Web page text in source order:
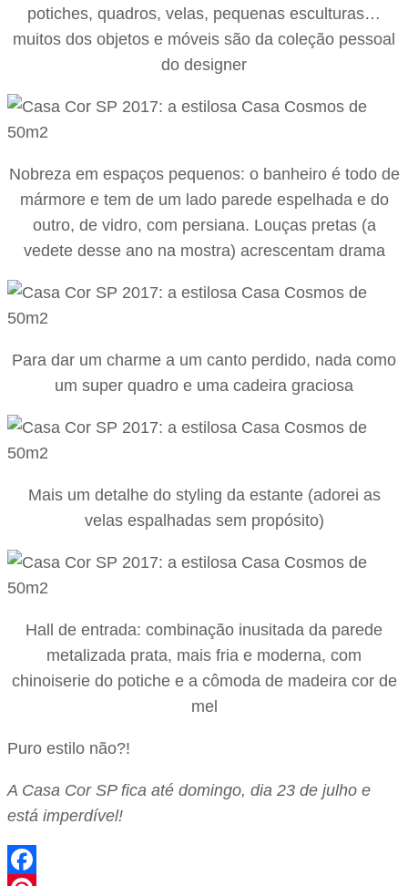
potiches, quadros, velas, pequenas esculturas…
muitos dos objetos e móveis são da coleção pessoal
do designer
Nobreza em espaços pequenos: o banheiro é todo de
mármore e tem de um lado parede espelhada e do
outro, de vidro, com persiana. Louças pretas (a
vedete desse ano na mostra) acrescentam drama
Para dar um charme a um canto perdido, nada como
um super quadro e uma cadeira graciosa
Mais um detalhe do styling da estante (adorei as
velas espalhadas sem propósito)
Hall de entrada: combinação inusitada da parede
metalizada prata, mais fria e moderna, com
chinoiserie do potiche e a cômoda de madeira cor de
mel
Puro estilo não?!
A Casa Cor SP fica até domingo, dia 23 de julho e
está imperdível!